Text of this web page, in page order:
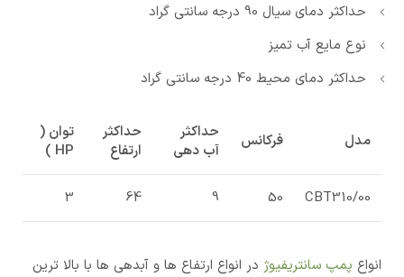
حداکثر دمای سیال 90 درجه سانتی گراد
نوع مایع آب تمیز
حداکثر دمای محیط 40 درجه سانتی گراد
مدل فرکانس
حداکثر
آب دهی
حداکثر
ارتفاع
توان (
HP )
CBT310/00
50
9
64
3
انواع پمپ سانتریفیوژ در انواع ارتفاع ها و آبدهی ها با بالا ترین